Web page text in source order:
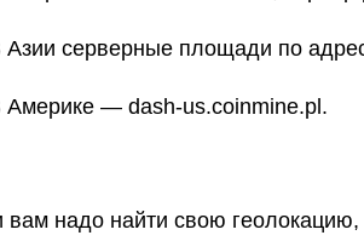
Азии серверные площади по
Америке — dash-us.coinmine.pl.
вам надо найти свою